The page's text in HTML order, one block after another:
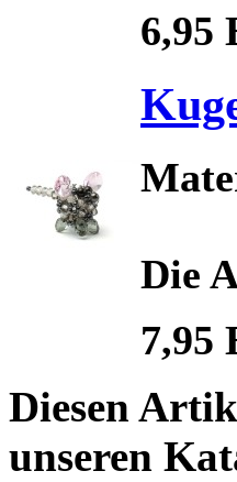
6,95
Die
7,95
Diesen
unseren